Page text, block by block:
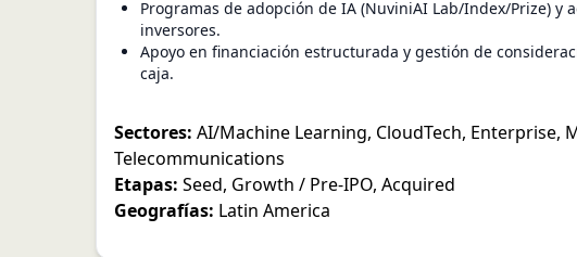
Programas de adopción de IA (NuviniAI Lab/Index/Prize) y
inversores.
Apoyo en financiación estructurada y gestión de
caja.
Sectores: AI/Machine Learning, CloudTech, Enterprise,
Telecommunications
Etapas: Seed, Growth / Pre-IPO, Acquired
Geografías: Latin America